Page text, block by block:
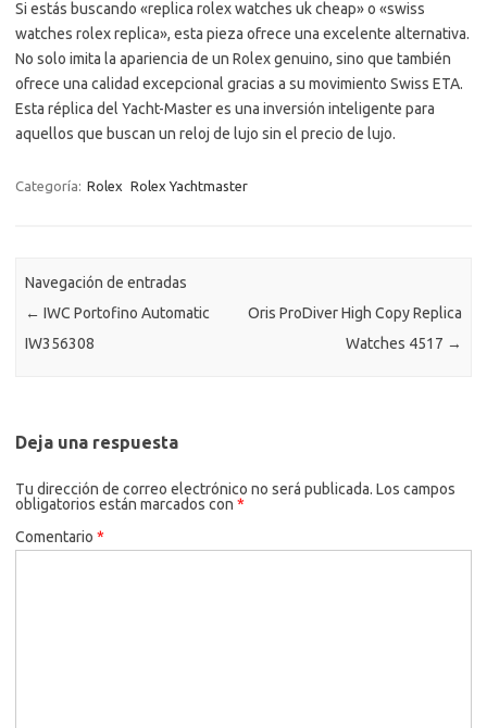
Si estás buscando «replica rolex watches uk cheap» o «swiss
watches rolex replica», esta pieza ofrece una excelente alternativa.
No solo imita la apariencia de un Rolex genuino, sino que también
ofrece una calidad excepcional gracias a su movimiento Swiss ETA.
Esta réplica del Yacht-Master es una inversión inteligente para
aquellos que buscan un reloj de lujo sin el precio de lujo.
Categoría: Rolex Rolex Yachtmaster
Navegación de entradas
← IWC Portofino Automatic
IW356308
Oris ProDiver High Copy Replica
Watches 4517 →
Deja una respuesta
Tu dirección de correo electrónico no será publicada. Los campos
obligatorios están marcados con *
Comentario *